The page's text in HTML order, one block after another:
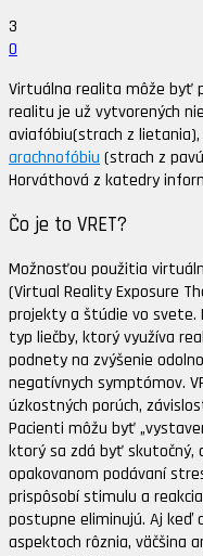
3
0
Virtuálna realita môže byť
realitu je už vytvorených
aviafóbiu(strach z
arachnofóbiu (strach z
Horváthová z katedry
Čo je to VRET?
Možnosťou použitia
(Virtual Reality Exposure
projekty a štúdie vo svete.
typ liečby, ktorý využíva
podnety na zvýšenie
negatívnych symptómov.
úzkostných porúch,
Pacienti môžu byť
ktorý sa zdá byť skutočný,
opakovanom podávaní
prispôsobí stimulu a
postupne eliminujú. Aj
aspektoch rôznia, väčšina